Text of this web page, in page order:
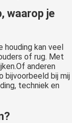
waarop je
houding kan veel
of rug. Met
anderen
bijvoorbeeld bij mij
techniek en